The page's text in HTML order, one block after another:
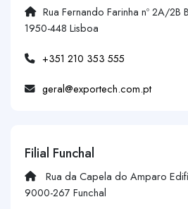
Rua Fernando Farinha nº 2A/2B
1950-448 Lisboa
+351 210 353 555
geral@exportech.com.pt
Filial Funchal
Rua da Capela do Amparo
9000-267 Funchal